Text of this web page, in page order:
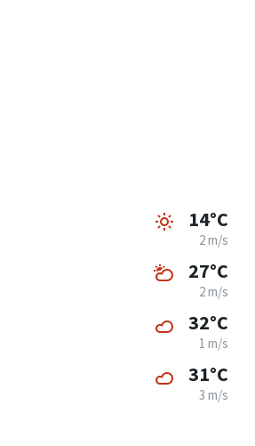
14°C
2 m/s
27°C
2 m/s
32°C
1 m/s
31°C
3 m/s